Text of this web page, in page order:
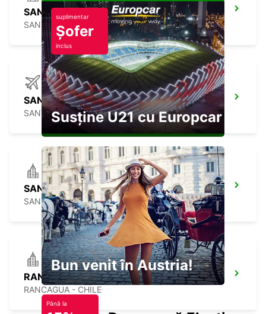
SANTIAGO BRANCH HUECHURABA
SANTIAGO - CHILE
SANTIAGO AIRPORT
SANTIAGO - CHILE
SANTIAGO BRANCH LA DEHESA
SANTIAGO - CHILE
RANCAGUA BRANCH
RANCAGUA - CHILE
suplimentar
Șofer
inclus
Susține U21 cu Europcar
Bun venit în Austria!
Până la